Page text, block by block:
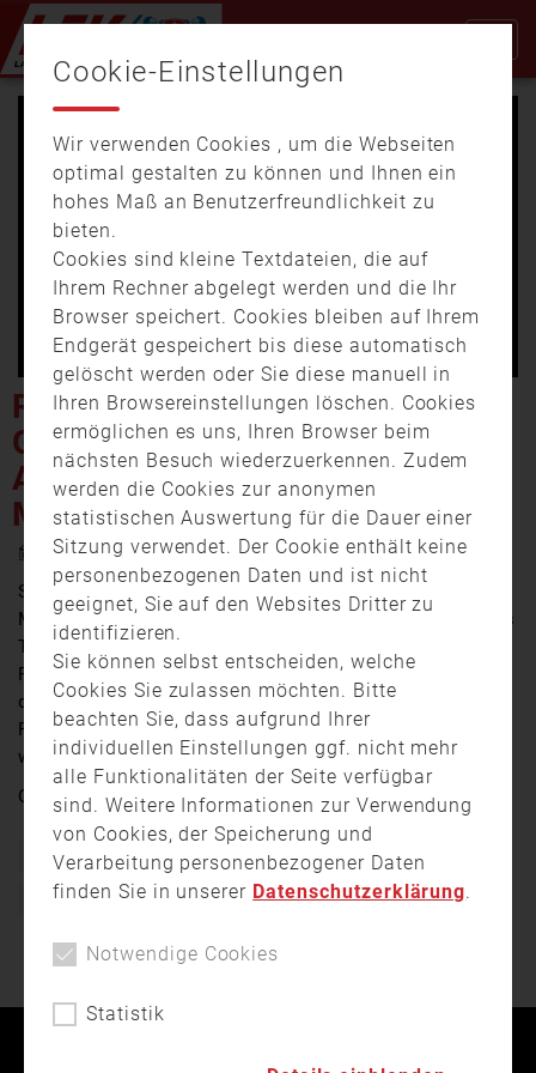
Video
RETTUNGSKRÄFTE KÄMPFEN
GEGEN FISCHSTERBEN IM
AUTOBAHNWEIHER
MANCHING
8. September 2025 14:20
Seit Sonntag versuchen jetzt die Feuerwehren von
Manching und vom benachbarten Airbuswerk sowie das
Technische Hilfswerk, den Weiher und vor allem die
Fische darin zu retten. Sehr viele sind bereits verendet,
darunter 30-jährige Welse. Auch die übrigen Tiere und
Pflanzen drohen zu ersticken, der Weiher ist kollabiert,
weil das Wasser zu wenig Sauerstoff enthält.
Quelle:TV Ingolstadt
Bayern Einsatz Feuerwehr Freiwillige Feuerwehr
THW Umwelt
Cookie-Einstellungen
Wir verwenden Cookies , um die Webseiten
optimal gestalten zu können und Ihnen ein
hohes Maß an Benutzerfreundlichkeit zu
bieten.
Cookies sind kleine Textdateien, die auf
Ihrem Rechner abgelegt werden und die Ihr
Browser speichert. Cookies bleiben auf Ihrem
Endgerät gespeichert bis diese automatisch
gelöscht werden oder Sie diese manuell in
Ihren Browsereinstellungen löschen. Cookies
ermöglichen es uns, Ihren Browser beim
nächsten Besuch wiederzuerkennen. Zudem
werden die Cookies zur anonymen
statistischen Auswertung für die Dauer einer
Sitzung verwendet. Der Cookie enthält keine
personenbezogenen Daten und ist nicht
geeignet, Sie auf den Websites Dritter zu
identifizieren.
Sie können selbst entscheiden, welche
Cookies Sie zulassen möchten. Bitte
beachten Sie, dass aufgrund Ihrer
individuellen Einstellungen ggf. nicht mehr
alle Funktionalitäten der Seite verfügbar
sind. Weitere Informationen zur Verwendung
von Cookies, der Speicherung und
Verarbeitung personenbezogener Daten
finden Sie in unserer Datenschutzerklärung.
Notwendige Cookies
Statistik